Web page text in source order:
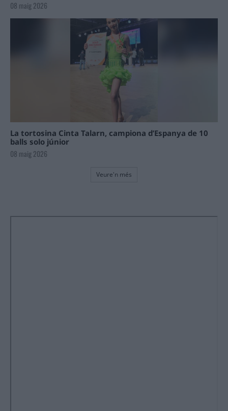
08 maig 2026
La tortosina Cinta Talarn, campiona d’Espanya de 10
balls solo júnior
08 maig 2026
Veure'n més